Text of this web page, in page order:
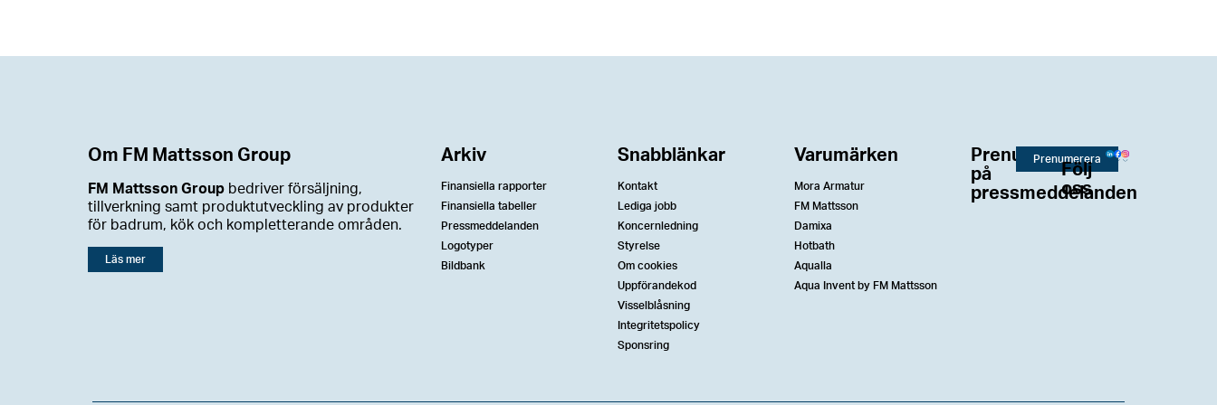
Om FM Mattsson Group
FM Mattsson Group bedriver försäljning,
tillverkning samt produktutveckling av produkter
för badrum, kök och kompletterande områden.
Läs mer
Arkiv
Finansiella rapporter
Finansiella tabeller
Pressmeddelanden
Logotyper
Bildbank
Snabblänkar
Kontakt
Lediga jobb
Koncernledning
Styrelse
Om cookies
Uppförandekod
Visselblåsning
Integritetspolicy
Sponsring
Varumärken
Mora Armatur
FM Mattsson
Damixa
Hotbath
Aqualla
Aqua Invent by FM Mattsson
Prenumerera
på
pressmeddelanden
Prenumerera
Följ
oss